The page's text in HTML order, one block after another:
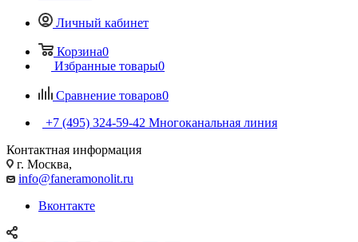
Личный кабинет
Корзина0
Избранные товары0
Сравнение товаров0
+7 (495) 324-59-42 Многоканальная линия
Контактная информация
г. Москва,
info@faneramonolit.ru
Вконтакте